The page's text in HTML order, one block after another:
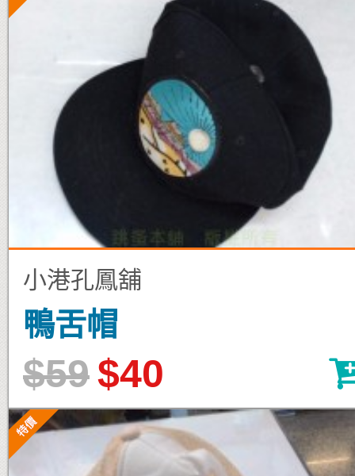
小港孔鳳舖
鴨舌帽
$59$40